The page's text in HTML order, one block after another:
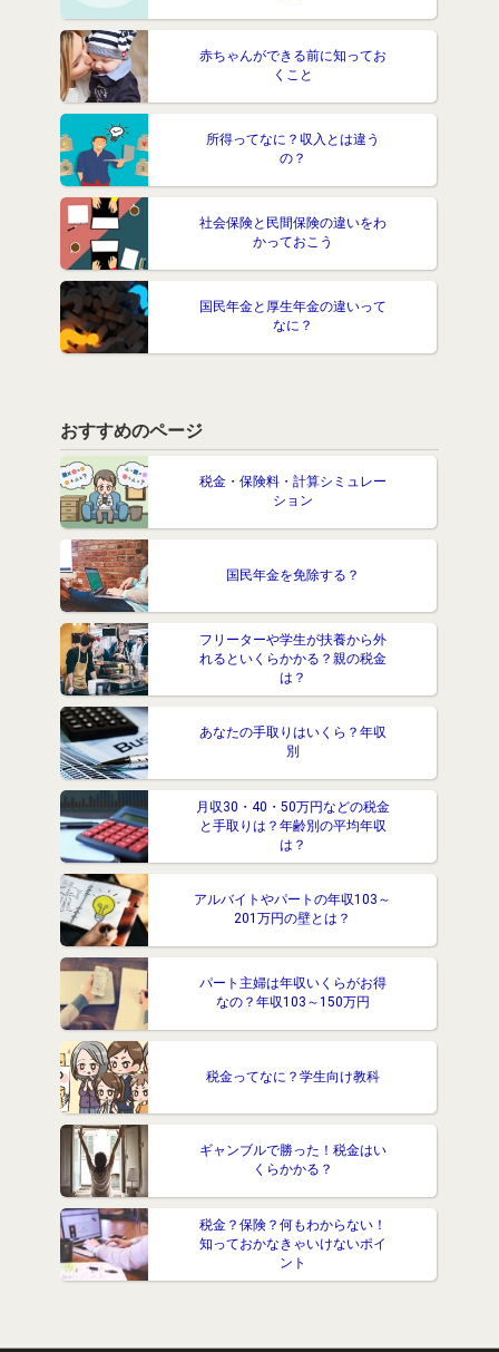
赤ちゃんができる前に知ってお
くこと
所得ってなに？収入とは違う
の？
社会保険と民間保険の違いをわ
かっておこう
国民年金と厚生年金の違いって
なに？
おすすめのページ
税金・保険料・計算シミュレー
ション
国民年金を免除する？
フリーターや学生が扶養から外
れるといくらかかる？親の税金
は？
あなたの手取りはいくら？年収
別
月収30・40・50万円などの税金
と手取りは？年齢別の平均年収
は？
アルバイトやパートの年収103～
201万円の壁とは？
パート主婦は年収いくらがお得
なの？年収103～150万円
税金ってなに？学生向け教科
ギャンブルで勝った！税金はい
くらかかる？
税金？保険？何もわからない！
知っておかなきゃいけないポイ
ント